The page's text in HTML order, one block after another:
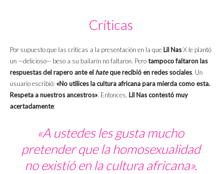
Críticas
Por supuesto que las críticas a la presentación en la que Lil NasX le plantó
un —delicioso— beso a su bailarín no faltaron. Perotampoco faltaron las
respuestas del rapero ante el hateque recibió en redes sociales. Un
usuario escribió: «No utilices la cultura africana para mierda como esta.
Respeta a nuestros ancestros». Entonces, Lil Nas contestó muy
acertadamente:
«A ustedes les gusta mucho
pretender que la homosexualidad
no existió en la cultura africana».